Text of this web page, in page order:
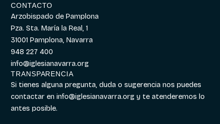
CONTACTO
Arzobispado de Pamplona
Pza. Sta. María la Real, 1
31001 Pamplona, Navarra
948 227 400
info@iglesianavarra.org
TRANSPARENCIA
Si tienes alguna pregunta, duda o sugerencia nos puedes
contactar eninfo@iglesianavarra.org y te atenderemos lo
antes posible.